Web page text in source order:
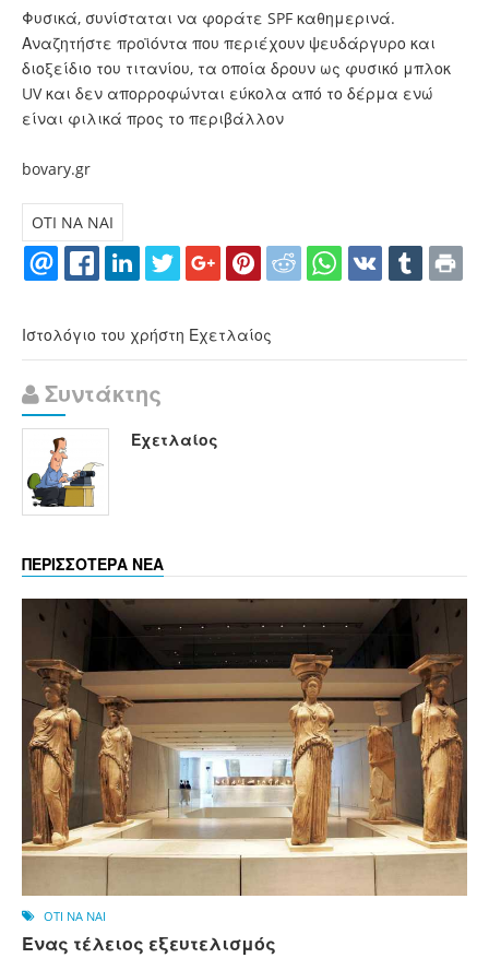
Φυσικά, συνίσταται να φοράτε SPF καθημερινά.
Αναζητήστε προϊόντα που περιέχουν ψευδάργυρο και
διοξείδιο του τιτανίου, τα οποία δρουν ως φυσικό μπλοκ
UV και δεν απορροφώνται εύκολα από το δέρμα ενώ
είναι φιλικά προς το περιβάλλον
bovary.gr
OTI NA NAI
Ιστολόγιο του χρήστη Εχετλαίος
Συντάκτης
Εχετλαίος
ΠΕΡΙΣΣΟΤΕΡΑ ΝΕΑ
OTI NA NAI
Ένας τέλειος εξευτελισμός